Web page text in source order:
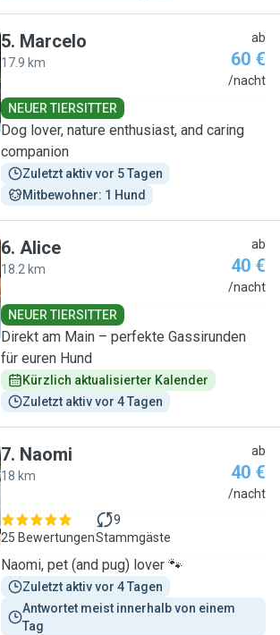
5. Marcelo
17.9 km
ab
60 €
/nacht
NEUER TIERSITTER
Dog lover, nature enthusiast, and caring
companion
Zuletzt aktiv vor 5 Tagen
Mitbewohner: 1 Hund
6. Alice
18.2 km
ab
40 €
/nacht
NEUER TIERSITTER
Direkt am Main – perfekte Gassirunden
für euren Hund
Kürzlich aktualisierter Kalender
Zuletzt aktiv vor 4 Tagen
7. Naomi
18 km
ab
40 €
/nacht
25 Bewertungen
9
Stammgäste
Naomi, pet (and pug) lover 🐾
Zuletzt aktiv vor 4 Tagen
Antwortet meist innerhalb von einem
Tag